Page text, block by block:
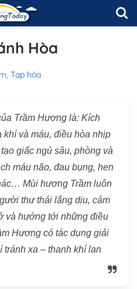
Hòa
Tạp hóa
Trầm Hương là: Kích
và máu, điều hòa nhịp
giấc ngủ sâu, phòng và
máu não, đau bụng, hen
Mùi hương Trầm luôn
thư thái lắng dịu, cảm
và hướng tới những điều
Hương có tác dụng giải
tránh xa – thanh khí lan